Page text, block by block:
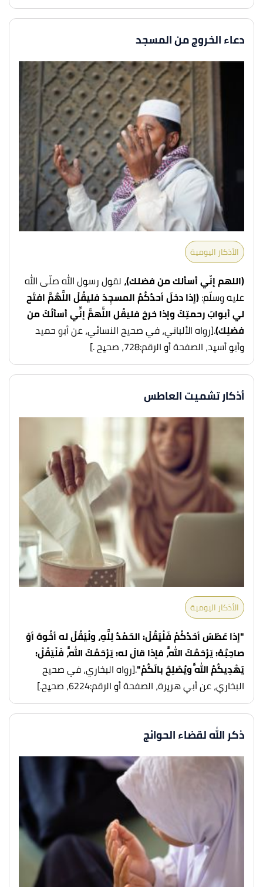
دعاء الخروج من المسجد
الأذكار اليومية
(اللهم إنّي أسألك من فضلك)،لقول رسول الله صلّى الله
عليه وسلّم:(إذا دخلَ أحدُكُمُ المسجِدَ فليقُلْ اللَّهُمَّ افتَح
لي أبوابَ رحمتِكَ وإذا خرجَ فليقُل اللَّهمَّ إنِّي أسألُكَ من
فضلِك).[رواه الألباني، في صحيح النسائي، عن أبو حميد
وأبو أسيد، الصفحة أو الرقم:728، صحيح .]
أذكار تشميت العاطس
الأذكار اليومية
"إذا عَطَسَ أحَدُكُمْ فَلْيَقُلْ: الحَمْدُ لِلَّهِ، ولْيَقُلْ له أخُوهُ أوْ
صاحِبُهُ: يَرْحَمُكَ اللَّهُ، فإذا قالَ له: يَرْحَمُكَ اللَّهُ، فَلْيَقُلْ:
يَهْدِيكُمُ اللَّهُ ويُصْلِحُ بالَكُمْ".[رواه البخاري، في صحيح
البخاري، عن أبي هريرة، الصفحة أو الرقم:6224، صحيح.]
ذكر الله لقضاء الحوائج